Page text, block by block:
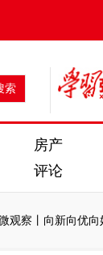
房产
评论
向优向好！中国